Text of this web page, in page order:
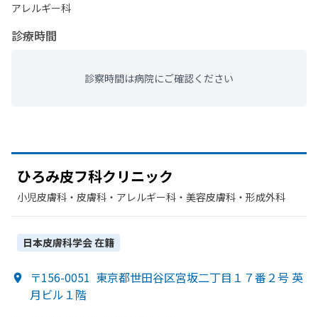
アレルギー科
診療時間
診察時間は病院にご確認ください
ひろみ皮フ科クリニック
小児皮膚科・​皮膚科・​アレルギー科・​美容皮膚科・​形成外科
日本皮膚科学会在籍
〒156-0051 東京都世田谷区宮坂二丁目１７番２号 英
月ビル１階